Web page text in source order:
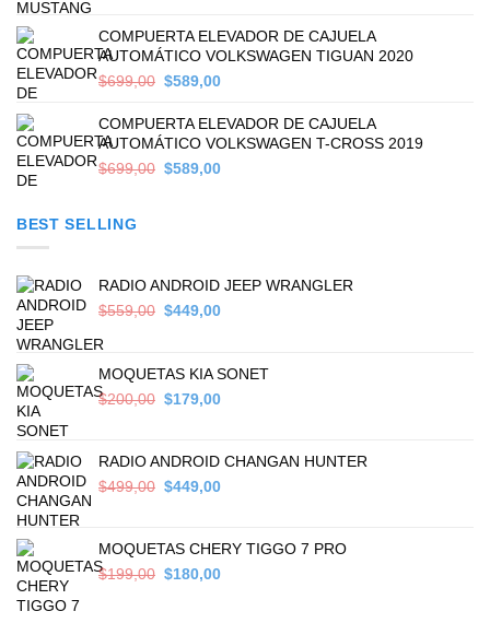
$599,00.$450,00.
COMPUERTA ELEVADOR DE CAJUELA
AUTOMÁTICO VOLKSWAGEN TIGUAN 2020
$699,00 Original
was:
$699,00.
$589,00Current
is:
$589,00.
COMPUERTA ELEVADOR DE CAJUELA
AUTOMÁTICO VOLKSWAGEN T-CROSS 2019
$699,00 Original
$589,00Current
BEST SELLING
RADIO ANDROID JEEP WRANGLER
$559,00 Original
$559,00.
$449,00Current
$449,00.
MOQUETAS KIA SONET
$200,00 Original
$200,00.
$179,00Current
$179,00.
RADIO ANDROID CHANGAN HUNTER
$499,00 Original
$499,00.
$449,00Current
$449,00.
MOQUETAS CHERY TIGGO 7 PRO
$199,00 Original
$180,00Current